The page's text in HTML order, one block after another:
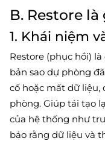
B. Restore là
1. Khái niệm
Restore (phục hồi)
bản sao dự phòng
cố hoặc mất dữ
phòng. Giúp tái tạo
của hệ thống như
bảo rằng dữ liệu và